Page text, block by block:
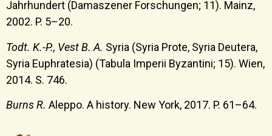
Jahrhundert (Damaszener Forschungen; 11). Mainz,
2002. P. 5–20.
Todt. K.-P., Vest B. A. Syria (Syria Prote, Syria Deutera,
Syria Euphratesia) (Tabula Imperii Byzantini; 15). Wien,
2014. S. 746.
Burns R. Aleppo. A history. New York, 2017. P. 61–64.